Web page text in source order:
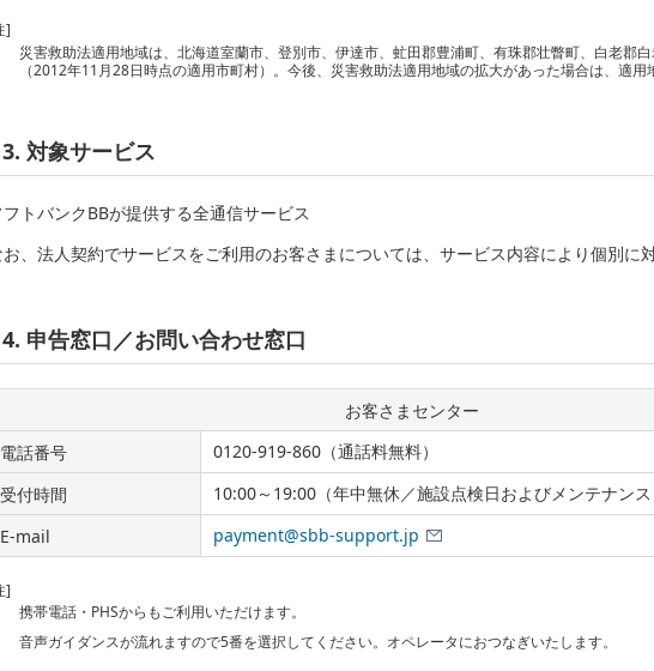
]
災害救助法適用地域は、北海道室蘭市、登別市、伊達市、虻田郡豊浦町、有珠郡壮瞥町、白老郡
（2012年11月28日時点の適用市町村）。今後、災害救助法適用地域の拡大があった場合は、適用
3. 対象サービス
トバンクBBが提供する全通信サービス
、法人契約でサービスをご利用のお客さまについては、サービス内容により個別に
4. 申告窓口／お問い合わせ窓口
お客さまセンター
電話番号
0120-919-860（通話料無料）
受付時間
10:00～19:00（年中無休／施設点検日およびメンテナンス
E-mail
payment@sbb-support.jp
]
携帯電話・PHSからもご利用いただけます。
音声ガイダンスが流れますので5番を選択してください。オペレータにおつなぎいたします。